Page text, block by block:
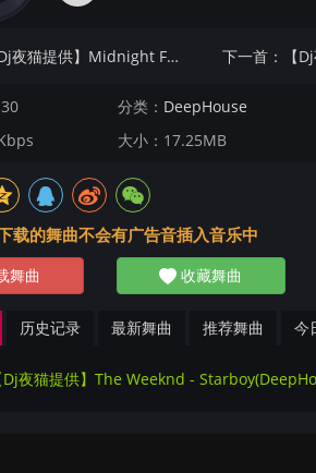
上一首：【Dj夜猫提供】Midnight Faith - So Much(DeepHouse Mix)
分类： DeepHouse
大小：17.25MB
载的舞曲不会有广告音插入音乐中
舞曲 收藏舞曲
历史记录 最新舞曲 推荐舞曲 今
夜猫提供】The Weeknd -